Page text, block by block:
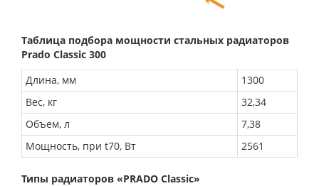
Таблица подбора мощности стальных радиаторов
Prado Classic 300
Длина, мм
1300
Вес, кг
32,34
Объем, л
7,38
Мощность, при t70, Вт
2561
Типы радиаторов «PRADO Classic»